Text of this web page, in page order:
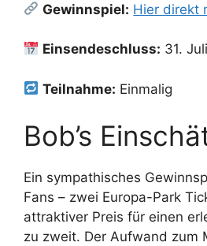
Gewinnspiel: Hier direkt
Einsendeschluss: 31.
Teilnahme: Einmalig
Bob’s
Ein sympathisches
Fans – zwei Europa-Park
attraktiver Preis für einen
zu zweit. Der Aufwand zum